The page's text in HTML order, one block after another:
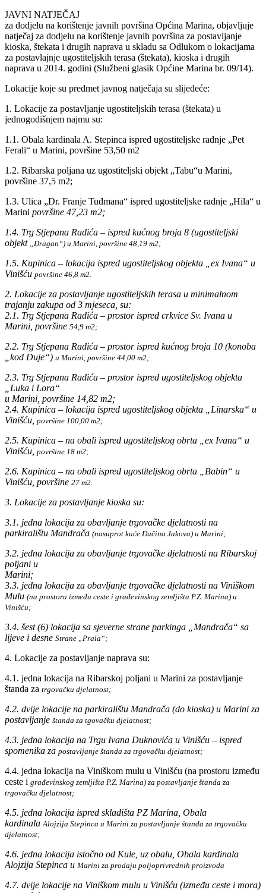
JAVNI NATJEČAJ
za dodjelu na korištenje javnih površina Općina Marina, objavljuje
natječaj za dodjelu na korištenje javnih površina za postavljanje
kioska, štekata i drugih naprava u skladu sa Odlukom o lokacijama
za postavlajnje ugostiteljskih terasa (štekata), kioska i drugih
naprava u 2014. godini (Službeni glasik Općine Marina br. 09/14).
Lokacije koje su predmet javnog natječaja su slijedeće:
1. Lokacije za postavljanje ugostiteljskih terasa (štekata) u
jednogodišnjem najmu su:
1.1. Obala kardinala A. Stepinca ispred ugostiteljske radnje „Pet
Ferali“ u Marini, površine 53,50 m2
1.2. Ribarska poljana uz ugostiteljski objekt „Tabu“u Marini,
površine 37,5 m2;
1.3. Ulica „Dr. Franje Tuđmana“ ispred ugostiteljske radnje „Hila“ u
Marini površine 47,23 m2;
1.4. Trg Stjepana Radića – ispred kućnog broja 8 (ugostiteljski
objekt
„Dragan“) u Marini, površine 48,19 m2;
1.5. Kupinica – lokacija ispred ugostiteljskog objekta „ex Ivana“ u
Vinišću površine 46,8 m2.
2. Lokacije za postavljanje ugostiteljskih terasa u minimalnom
trajanju zakupa od 3 mjeseca, su:
2.1. Trg Stjepana Radića – prostor ispred crkvice Sv. Ivana u
Marini, površine 54,9 m2;
2.2. Trg Stjepana Radića – prostor ispred kućnog broja 10 (konoba
„kod Duje“) u Marini, površine 44,00 m2;
2.3. Trg Stjepana Radića – prostor ispred ugostiteljskog objekta
„Luka i Lora“
u Marini, površine 14,82 m2;
2.4. Kupinica – lokacija ispred ugostiteljskog objekta „Linarska“ u
Vinišću, površine 100,00 m2;
2.5. Kupinica – na obali ispred ugostiteljskog obrta „ex Ivana“ u
Vinišću, površine 18 m2;
2.6. Kupinica – na obali ispred ugostiteljskog obrta „Babin“ u
Vinišću, površine 27 m2.
3. Lokacije za postavljanje kioska su:
3.1. jedna lokacija za obavljanje trgovačke djelatnosti na
parkiralištu Mandrača (nasuprot kuće Dučina Jakova) u Marini;
3.2. jedna lokacija za obavljanje trgovačke djelatnosti na Ribarskoj
poljani u
Marini;
3.3. jedna lokacija za obavljanje trgovačke djelatnosti na Viniškom
Mulu (na prostoru između ceste i građevinskog zemljišta P.Z. Marina) u
Vinišću;
3.4. šest (6) lokacija sa sjeverne strane parkinga „Mandrača“ sa
lijeve i desne Strane „Prala“;
4. Lokacije za postavljanje naprava su:
4.1. jedna lokacija na Ribarskoj poljani u Marini za postavljanje
štanda za trgovačku djelatnost;
4.2. dvije lokacije na parkiralištu Mandrača (do kioska) u Marini za
postavljanje štanda za tgovačku djelatnost;
4.3. jedna lokacija na Trgu Ivana Duknovića u Vinišću – ispred
spomenika za postavljanje štanda za trgovačku djelatnost;
4.4. jedna lokacija na Viniškom mulu u Vinišću (na prostoru između
ceste i građevinskog zemljišta P.Z. Marina) za postavljanje štanda za
trgovačku djelatnost;
4.5. jedna lokacija ispred skladišta PZ Marina, Obala
kardinala Alojzija Stepinca u Marini za postavljanje štanda za trgovačku
djelatnost;
4.6. jedna lokacija istočno od Kule, uz obalu, Obala kardinala
Alojzija Stepinca u Marini za prodaju poljoprivrednih proizvoda
4.7. dvije lokacije na Viniškom mulu u Vinišću (između ceste i mora)